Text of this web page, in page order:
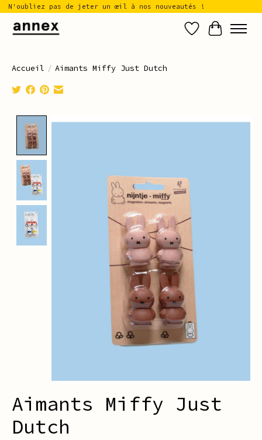
N'oubliez pas de jeter un œil à nos nouveautés !
Liste de
Panier
Accueil / Aimants Miffy Just Dutch
Product image slideshow Items
Aimants Miffy Just
Dutch